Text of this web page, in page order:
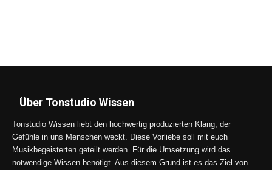
Über Tonstudio Wissen
Tonstudio Wissen liebt den hochwertig produzierten Klang, der
Gefühle in uns Menschen weckt. Diese Vorliebe soll mit euch
Musikbegeisterten geteilt werden. Für die Umsetzung wird das
notwendige Wissen benötigt. Aus diesem Grund ist es das Ziel von